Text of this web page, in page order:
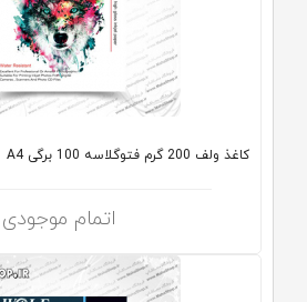
کاغذ ولف 200 گرم فتوگلاسه 100 برگی A4
اتمام موجودی